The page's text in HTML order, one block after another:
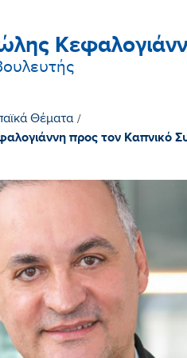
Θέματα /
προς τον Καπνικό